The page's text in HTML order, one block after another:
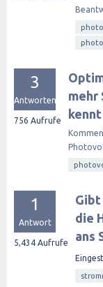
3
Antworten
756 Aufrufe
mehr
1
Antwort
5,434 Aufrufe
Gibt
die
ans